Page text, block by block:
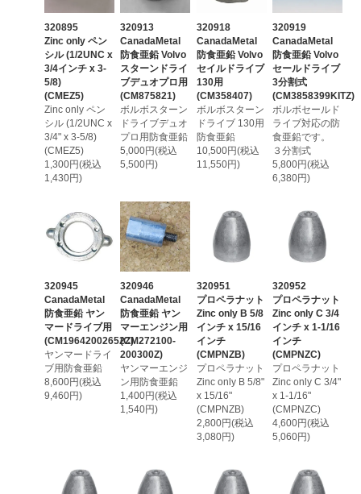
320895
Zinc only ペン
シル (1/2UNC x
3/4インチ x 3-
5/8)
(CMEZ5)
Zinc only ペン
シル (1/2UNC x
3/4" x 3-5/8)
(CMEZ5)
1,300円(税込
1,430円)
320913
CanadaMetal
防食亜鉛 Volvo
スターンドライ
ブデュオプロ用
(CM875821)
ボルボスターン
ドライブデュオ
プロ用防食亜鉛
5,000円(税込
5,500円)
320918
CanadaMetal
防食亜鉛 Volvo
セイルドライブ
130用
(CM358407)
ボルボスターン
ドライブ 130用
防食亜鉛
10,500円(税込
11,550円)
320919
CanadaMetal
防食亜鉛 Volvo
セールドライブ
3分割式
(CM3858399KITZ)
ボルボセールド
ライブ対応の防
食亜鉛です。
３分割式
5,800円(税込
6,380円)
320945
CanadaMetal
防食亜鉛 ヤン
マードライブ用
(CM19642002652Z)
ヤンマードライ
ブ用防食亜鉛
8,600円(税込
9,460円)
320946
CanadaMetal
防食亜鉛 ヤン
マーエンジン用
(CM272100-
200300Z)
ヤンマーエンジ
ン用防食亜鉛
1,400円(税込
1,540円)
320951
プロペラナット
Zinc only B 5/8
インチ x 15/16
インチ
(CMPNZB)
プロペラナット
Zinc only B 5/8"
x 15/16"
(CMPNZB)
2,800円(税込
3,080円)
320952
プロペラナット
Zinc only C 3/4
インチ x 1-1/16
インチ
(CMPNZC)
プロペラナット
Zinc only C 3/4"
x 1-1/16"
(CMPNZC)
4,600円(税込
5,060円)